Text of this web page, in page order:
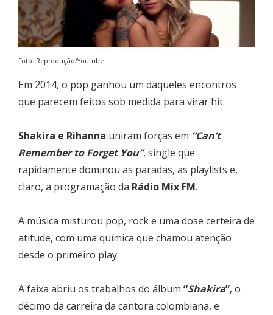
Foto: Reprodução/Youtube
Em 2014, o pop ganhou um daqueles encontros
que parecem feitos sob medida para virar hit.
Shakira e Rihanna uniram forças em “Can’t
Remember to Forget You”, single que
rapidamente dominou as paradas, as playlists e,
claro, a programação da Rádio Mix FM.
A música misturou pop, rock e uma dose certeira de
atitude, com uma química que chamou atenção
desde o primeiro play.
A faixa abriu os trabalhos do álbum “Shakira”, o
décimo da carreira da cantora colombiana, e